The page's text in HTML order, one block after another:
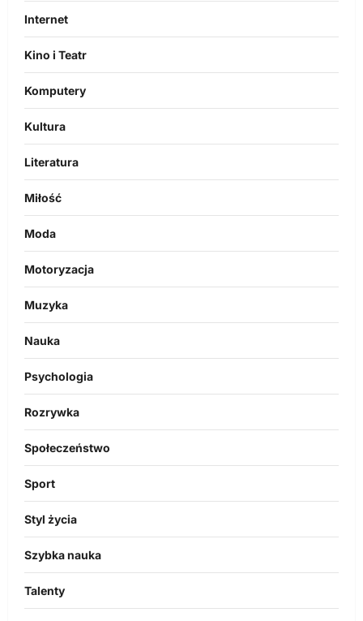
Internet
Kino i Teatr
Komputery
Kultura
Literatura
Miłość
Moda
Motoryzacja
Muzyka
Nauka
Psychologia
Rozrywka
Społeczeństwo
Sport
Styl życia
Szybka nauka
Talenty